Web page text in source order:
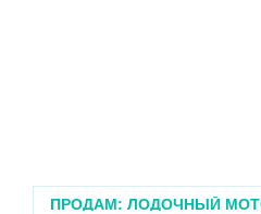
ПРОДАМ: ЛОДОЧНЫЙ